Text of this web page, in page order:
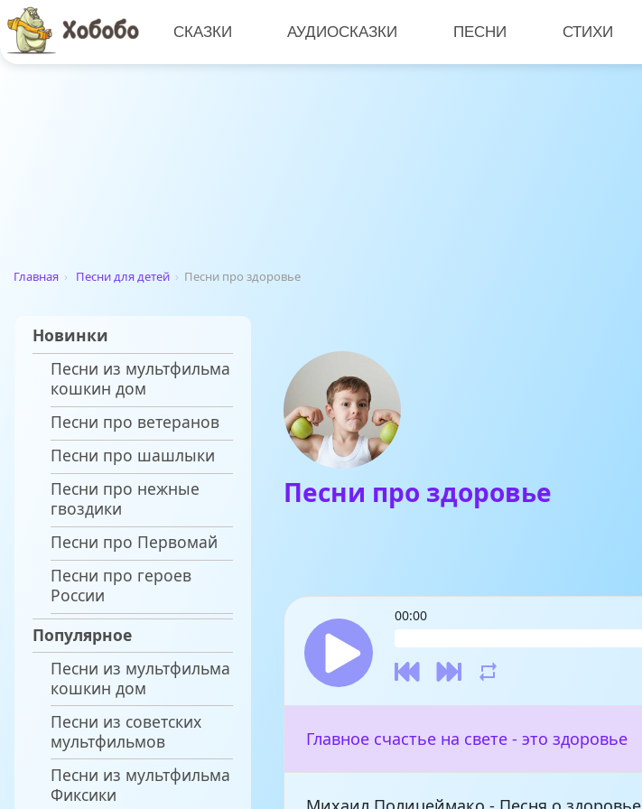
СКАЗКИ АУДИОСКАЗКИ ПЕСНИ СТИХИ
Главная › Песни для детей › Песни про здоровье
Новинки
Песни из мультфильма
кошкин дом
Песни про ветеранов
Песни про шашлыки
Песни про нежные
гвоздики
Песни про Первомай
Песни про героев
России
Популярное
Песни из мультфильма
кошкин дом
Песни из советских
мультфильмов
Песни из мультфильма
Фиксики
Песни про здоровье
00:00
Главное счастье на свете - это здоровье